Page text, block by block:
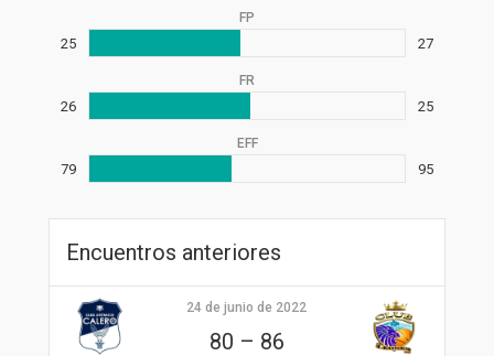
FP
25 27
FR
26 25
EFF
79 95
Encuentros anteriores
24 de junio de 2022
80 – 86